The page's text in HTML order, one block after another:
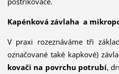
Kapénková závlaha a
V praxi rozeznáváme tři
označované také kapkové)
ko­vači na povrchu potrubí,